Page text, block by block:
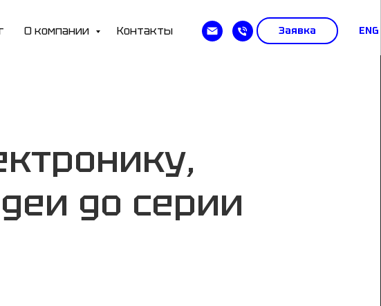
О компании Контакты Заявка ENG
до серии